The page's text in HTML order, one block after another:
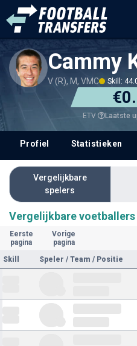
Cammy
V (R), M, VMC Skill:
ETV Laatste
Profiel Statistieken
Vergelijkbare
spelers
Vergelijkbare
Eerste
pagina
Vorige
pagina
Skill
Speler / Team / Positie